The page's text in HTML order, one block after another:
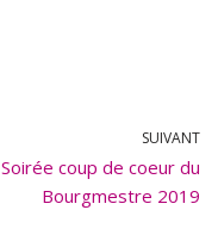
SUIVANT
Soirée coup de coeur du
Bourgmestre 2019